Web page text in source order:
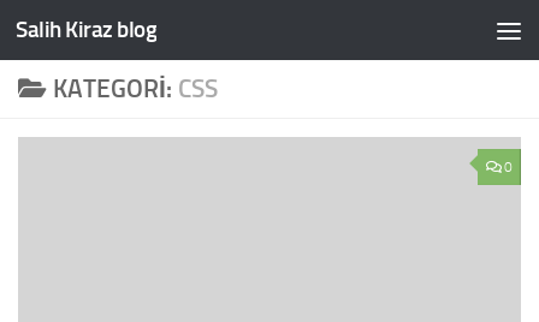
Skip to content
Salih Kiraz blog
KATEGORI: CSS
0